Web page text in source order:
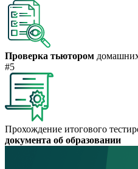
Проверка тьютором
#5
Прохождение итогового
документа об образовании